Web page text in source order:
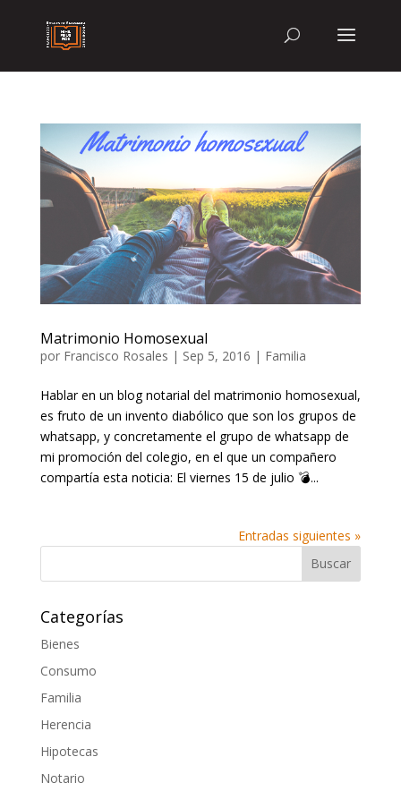
Matrimonio Homosexual
por Francisco Rosales | Sep 5, 2016 | Familia
Hablar en un blog notarial del matrimonio homosexual,
es fruto de un invento diabólico que son los grupos de
whatsapp, y concretamente el grupo de whatsapp de
mi promoción del colegio, en el que un compañero
compartía esta noticia: El viernes 15 de julio 💣...
Entradas siguientes »
Categorías
Bienes
Consumo
Familia
Herencia
Hipotecas
Notario